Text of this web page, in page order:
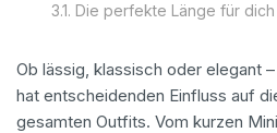
Die perfekte Länge für
Ob lässig, klassisch oder elegant
hat entscheidenden Einfluss auf
gesamten Outfits. Vom kurzen